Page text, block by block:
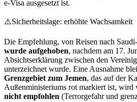
e-Visa ausgesetzt ist.
⚠️Sicherheitslage: erhöhte Wachsamkeit
Die Empfehlung, von Reisen nach
wurde aufgehoben, nachdem am 17.
Absichtserklärung zwischen den
unterzeichnet wurde. Eine Ausnahme
Grenzgebiet zum Jemen, das auf der
Außenministeriums rot markiert ist, wird
nicht empfohlen (Terrorgefahr und